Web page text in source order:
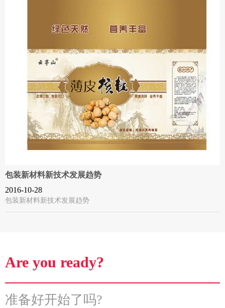
包装新材料新技术发展趋势
2016-10-28
包装新材料新技术发展趋势
Are you ready?
准备好开始了吗?